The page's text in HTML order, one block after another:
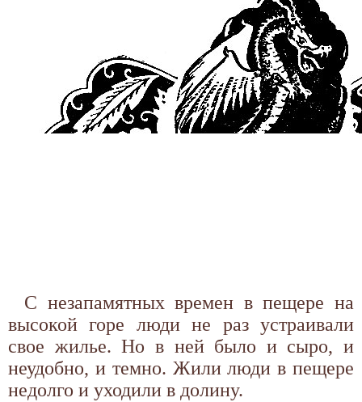
С незапамятных времен в пещере на
высокой горе люди не раз устраивали
свое жилье. Но в ней было и сыро, и
неудобно, и темно. Жили люди в пещере
недолго и уходили в долину.